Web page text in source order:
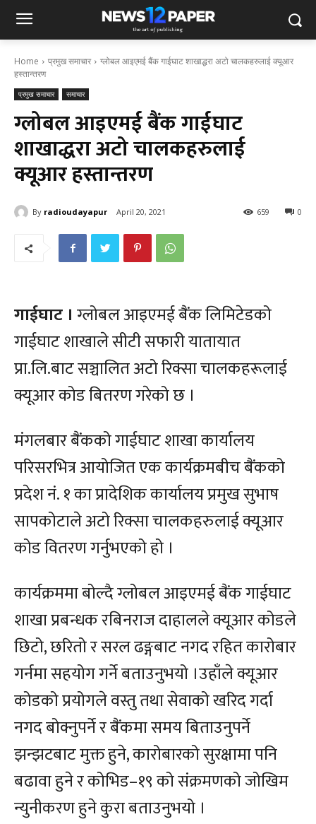
Home प्रमुख समाचार
ग्लोबल आइएमई बैंक गाईघाट शाखाद्धरा अटो चालकहरुलाई क्यूआर
हस्तान्तरण
प्रमुख समाचार समाचार
ग्लोबल आइएमई बैंक गाईघाट
शाखाद्धरा अटो चालकहरुलाई
क्यूआर हस्तान्तरण
By radioudayapur April 20, 2021 0
659
गाईघाट । ग्लोबल आइएमई बैंक लिमिटेडको
गाईघाट शाखाले सीटी सफारी यातायात
प्रा.लि.बाट सञ्चालित अटो रिक्सा चालकहरूलाई
क्यूआर कोड बितरण गरेको छ ।
मंगलबार बैंकको गाईघाट शाखा कार्यालय
परिसरभित्र आयोजित एक कार्यक्रमबीच बैंकको
प्रदेश नं. १ का प्रादेशिक कार्यालय प्रमुख सुभाष
सापकोटाले अटो रिक्सा चालकहरुलाई क्यूआर
कोड वितरण गर्नुभएको हो ।
कार्यक्रममा बोल्दै ग्लोबल आइएमई बैंक गाईघाट
शाखा प्रबन्धक रबिनराज दाहालले क्यूआर कोडले
छिटो, छरितो र सरल ढङ्गबाट नगद रहित कारोबार
गर्नमा सहयोग गर्ने बताउनुभयो ।उहाँले क्यूआर
कोडको प्रयोगले वस्तु तथा सेवाको खरिद गर्दा
नगद बोक्नुपर्ने र बैंकमा समय बिताउनुपर्ने
झन्झटबाट मुक्त हुने, कारोबारको सुरक्षामा पनि
बढावा हुने र कोभिड–१९ को संक्रमणको जोखिम
न्युनीकरण हुने कुरा बताउनुभयो ।